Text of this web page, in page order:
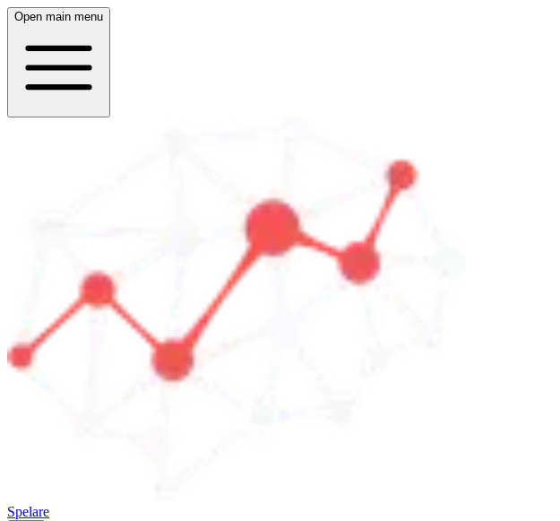
Open main menu
Spelare